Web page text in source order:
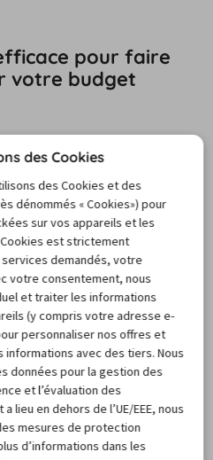
pour faire
votre budget
à votre disposition un
de voiture simple et
accédez ainsi à toutes les
exactement à vos
Avec 40 000 agences
le site en ligne vous fait
pour vous renseigner,
gratuite aussi, en 24h
en charge de votre
des Cookies
des Cookies et des
dénommés « Cookies») pour
sur vos appareils et les
est strictement
demandés, votre
votre consentement, nous
et traiter les informations
(y compris votre adresse e-
personnaliser nos offres et
avec des tiers. Nous
données pour la gestion des
et l’évaluation des
lieu en dehors de l’UE/EEE, nous
mesures de protection
d’informations dans les